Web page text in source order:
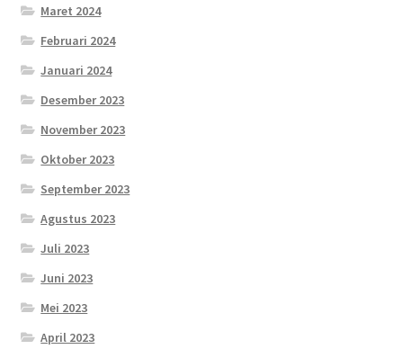
Maret 2024
Februari 2024
Januari 2024
Desember 2023
November 2023
Oktober 2023
September 2023
Agustus 2023
Juli 2023
Juni 2023
Mei 2023
April 2023